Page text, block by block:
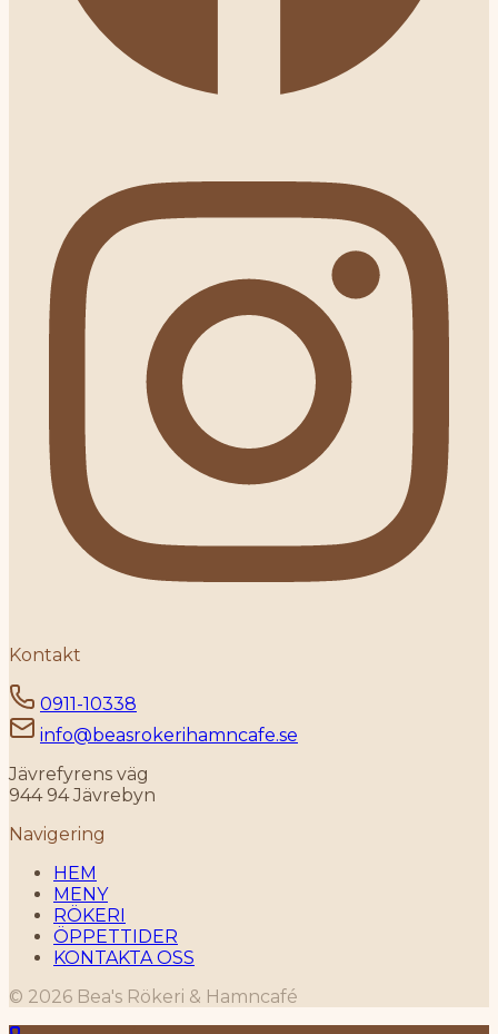
Kontakt
0911-10338
info@beasrokerihamncafe.se
Jävrefyrens väg
944 94 Jävrebyn
Navigering
HEM
MENY
RÖKERI
ÖPPETTIDER
KONTAKTA OSS
© 2026 Bea's Rökeri & Hamncafé